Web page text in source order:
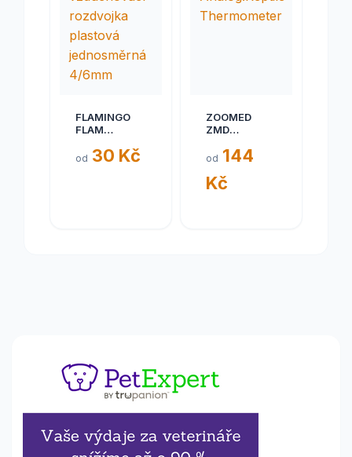
FLAMINGO
FLAM
rozdvojka
od 30 Kč
ZOOMED
ZMD
Thermometer
od 144
Kč